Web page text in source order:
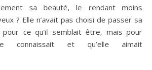
sa beauté, le rendant moins
? Elle n’avait pas choisi de passer sa
ce qu’il semblait être, mais pour
connaissait et qu’elle aimait